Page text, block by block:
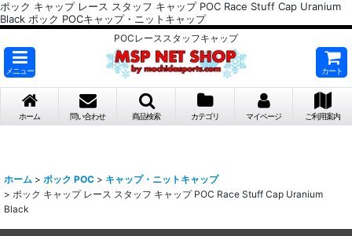
ポック キャップ レース スタッフ キャップ POC Race Stuff Cap Uranium
Black ポック POCキャップ・ニットキャップ
POCレーススタッフキャップ
メニュー カート
ホーム 問い合わせ 商品検索 カテゴリ マイページ ご利用案内
ホーム > ポック POC > キャップ・ニットキャップ
> ポック キャップ レース スタッフ キャップ POC Race Stuff Cap Uranium
Black